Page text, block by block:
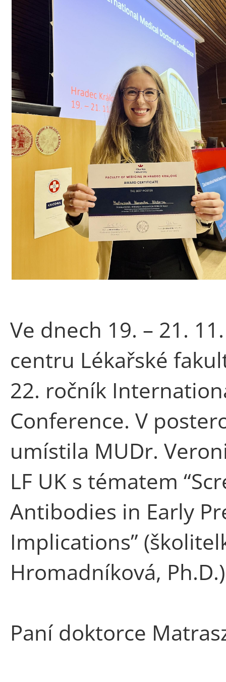
Ve dnech 19. – 21.
centru Lékařské
22. ročník
Conference. V
umístila MUDr.
LF UK s tématem
Antibodies in Early
Implications”
Hromadníková,
Paní doktorce